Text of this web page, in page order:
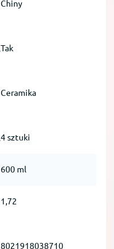
Chiny
Tak
Ceramika
4 sztuki
600 ml
1,72
8021918038710